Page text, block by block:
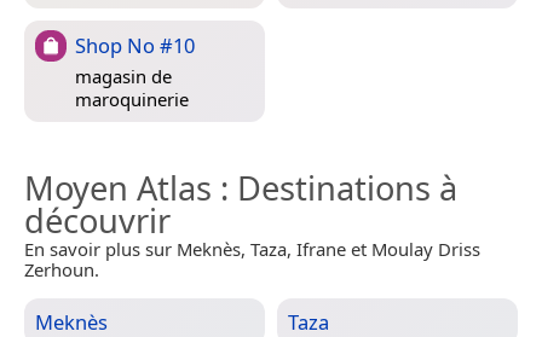
Shop No #10
magasin de
maroquinerie
Moyen Atlas : Destinations à
découvrir
En savoir plus sur Meknès, Taza, Ifrane et Moulay Driss
Zerhoun.
Meknès Taza